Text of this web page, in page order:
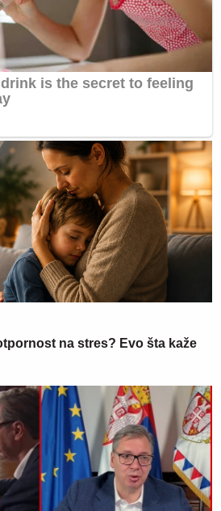
na stres? Evo šta kaže